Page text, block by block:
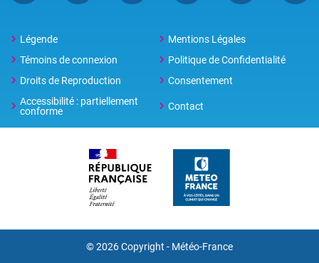
Légende
Mentions Légales
Témoins de connexion
Politique de Confidentialité
Droits de Reproduction
Consentement
Accessibilité : partiellement
conforme
Contact
© 2026 Copyright - Météo-France